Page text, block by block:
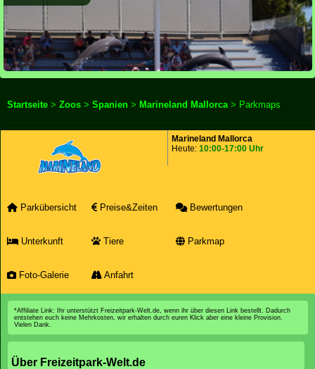
Startseite > Zoos > Spanien > Marineland Mallorca > Parkmaps
Marineland Mallorca
Heute: 10:00-17:00 Uhr
Parkübersicht Preise&Zeiten Bewertungen
Unterkunft Tiere Parkmap
Foto-Galerie Anfahrt
*Affiliate Link: Ihr unterstützt Freizeitpark-Welt.de, wenn ihr über diesen Link bestellt. Dadurch
entstehen euch keine Mehrkosten, wir erhalten durch euren Klick aber eine kleine Provision.
Vielen Dank.
Über Freizeitpark-Welt.de